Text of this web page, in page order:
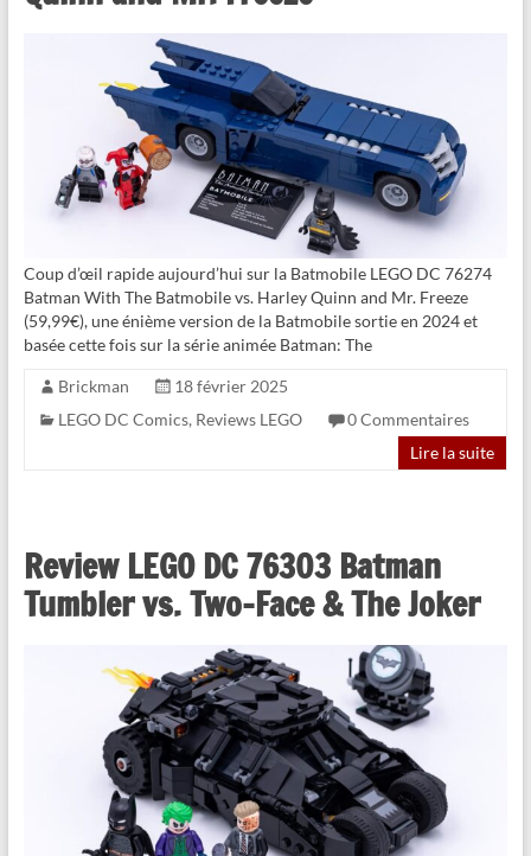
Coup d’œil rapide aujourd’hui sur la Batmobile LEGO DC 76274
Batman With The Batmobile vs. Harley Quinn and Mr. Freeze
(59,99€), une énième version de la Batmobile sortie en 2024 et
basée cette fois sur la série animée Batman: The
Brickman
18 février 2025
LEGO DC Comics, Reviews LEGO
0 Commentaires
Lire la suite
Review LEGO DC 76303 Batman
Tumbler vs. Two-Face & The Joker